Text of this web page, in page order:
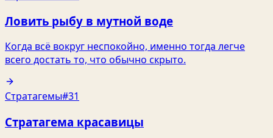
Ловить рыбу в мутной воде
Когда всё вокруг неспокойно, именно тогда легче
всего достать то, что обычно скрыто.
Стратагемы#31
Стратагема красавицы